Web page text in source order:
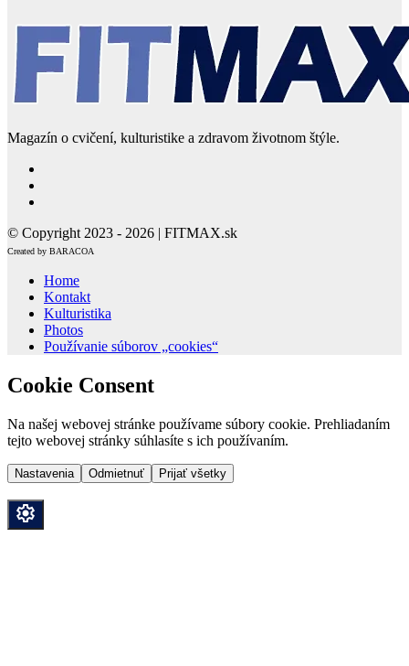
Magazín o cvičení, kulturistike a zdravom životnom štýle.
© Copyright 2023 - 2026 | FITMAX.sk
Created by BARACOA
Home
Kontakt
Kulturistika
Photos
Používanie súborov „cookies“